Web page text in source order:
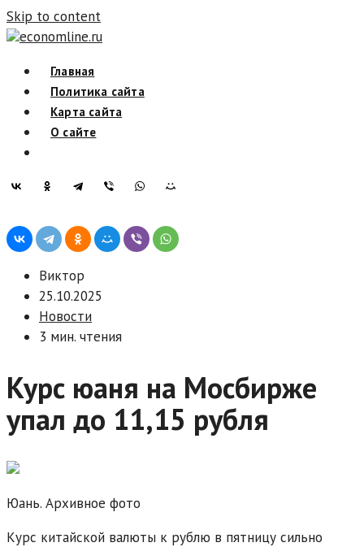
Skip to content
economline.ru
Главная
Политика сайта
Карта сайта
О сайте
Виктор
25.10.2025
Новости
3 мин. чтения
Курс юаня на Мосбирже
упал до 11,15 рубля
Юань. Архивное фото
Курс китайской валюты к рублю в пятницу сильно